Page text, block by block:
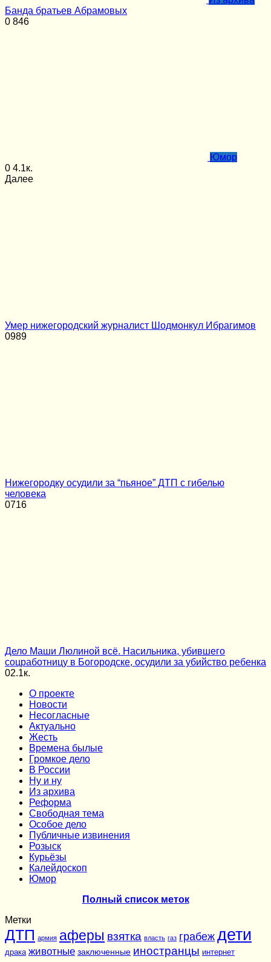
Банда братьев Абрамовых
0 846
Юмор
0 4.1к.
Далее
Умер нижегородский журналист Шодмонкул Ибрагимов
0989
Нижегородку осудили за “пьяное” ДТП с гибелью
человека
0716
Дело Маши Люлиной всё. Насильника, убившего
соцработницу в Богородске, осудили за убийство ребенка
02.1к.
О проекте
Новости
Несогласные
Актуально
Жесть
Времена былые
Громкое дело
В России
Ну и ну
Из архива
Реформа
Cвободная тема
Особое дело
Публичные извинения
Розыск
Курьёзы
Калейдоскоп
Юмор
Полный список меток
Метки
ДТП армия аферы взятка власть газ грабеж дети
драка животные заключенные иностранцы интернет